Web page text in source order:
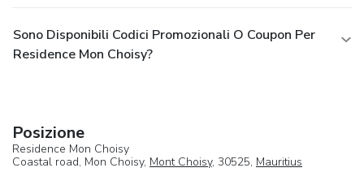
Sono Disponibili Codici Promozionali O Coupon Per
Residence Mon Choisy?
Posizione
Residence Mon Choisy
Coastal road, Mon Choisy, Mont Choisy, 30525, Mauritius